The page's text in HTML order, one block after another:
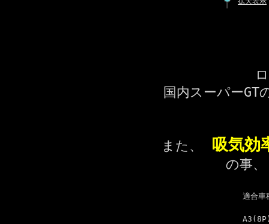
国内スーパーGT
また、 吸気効
の事
適合車